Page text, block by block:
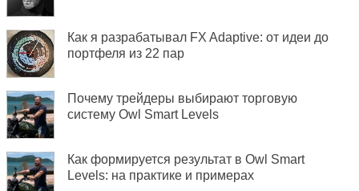
Как я разрабатывал FX Adaptive: от идеи до
портфеля из 22 пар
Почему трейдеры выбирают торговую
систему Owl Smart Levels
Как формируется результат в Owl Smart
Levels: на практике и примерах